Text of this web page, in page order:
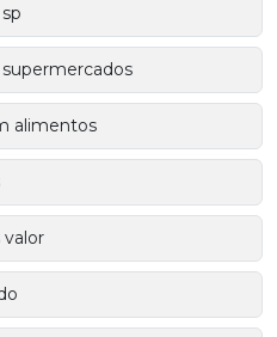
alimentos
valor